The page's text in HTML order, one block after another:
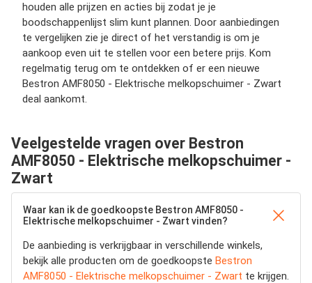
houden alle prijzen en acties bij zodat je je
boodschappenlijst slim kunt plannen. Door aanbiedingen
te vergelijken zie je direct of het verstandig is om je
aankoop even uit te stellen voor een betere prijs. Kom
regelmatig terug om te ontdekken of er een nieuwe
Bestron AMF8050 - Elektrische melkopschuimer - Zwart
deal aankomt.
Veelgestelde vragen over Bestron
AMF8050 - Elektrische melkopschuimer -
Zwart
Waar kan ik de goedkoopste Bestron AMF8050 -
Elektrische melkopschuimer - Zwart vinden?
De aanbieding is verkrijgbaar in verschillende winkels,
bekijk alle producten om de goedkoopste Bestron
AMF8050 - Elektrische melkopschuimer - Zwart te krijgen.